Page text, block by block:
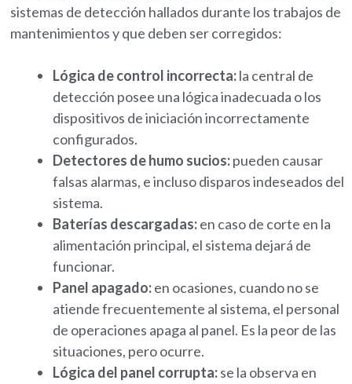
sistemas de detección hallados durante los trabajos de
mantenimientos y que deben ser corregidos:
Lógica de control incorrecta:la central de
detección posee una lógica inadecuada o los
dispositivos de iniciación incorrectamente
configurados.
Detectores de humo sucios:pueden causar
falsas alarmas, e incluso disparos indeseados del
sistema.
Baterías descargadas:en caso de corte en la
alimentación principal, el sistema dejará de
funcionar.
Panel apagado:en ocasiones, cuando no se
atiende frecuentemente al sistema, el personal
de operaciones apaga al panel. Es la peor de las
situaciones, pero ocurre.
Lógica del panel corrupta:se la observa en